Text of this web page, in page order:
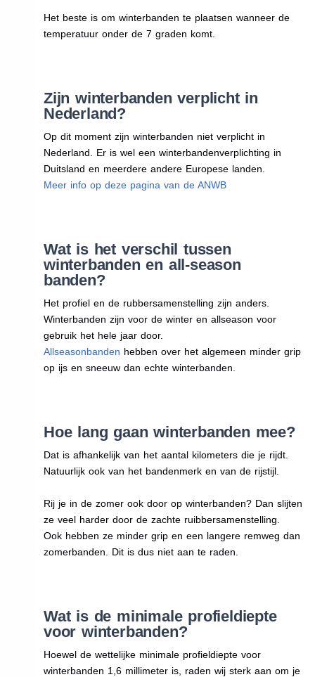
Het beste is om winterbanden te plaatsen wanneer de
temperatuur onder de 7 graden komt.
Zijn winterbanden verplicht in
Nederland?
Op dit moment zijn winterbanden niet verplicht in
Nederland. Er is wel een winterbandenverplichting in
Duitsland en meerdere andere Europese landen.
Meer info op deze pagina van de ANWB
Wat is het verschil tussen
winterbanden en all-season
banden?
Het profiel en de rubbersamenstelling zijn anders.
Winterbanden zijn voor de winter en allseason voor
gebruik het hele jaar door.
Allseasonbanden hebben over het algemeen minder grip
op ijs en sneeuw dan echte winterbanden.
Hoe lang gaan winterbanden mee?
Dat is afhankelijk van het aantal kilometers die je rijdt.
Natuurlijk ook van het bandenmerk en van de rijstijl.
Rij je in de zomer ook door op winterbanden? Dan slijten
ze veel harder door de zachte ruibbersamenstelling.
Ook hebben ze minder grip en een langere remweg dan
zomerbanden. Dit is dus niet aan te raden.
Wat is de minimale profieldiepte
voor winterbanden?
Hoewel de wettelijke minimale profieldiepte voor
winterbanden 1,6 millimeter is, raden wij sterk aan om je